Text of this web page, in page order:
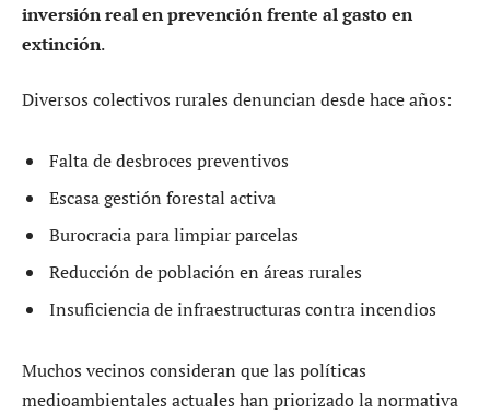
inversión real en prevención frente al gasto en
extinción.
Diversos colectivos rurales denuncian desde hace años:
Falta de desbroces preventivos
Escasa gestión forestal activa
Burocracia para limpiar parcelas
Reducción de población en áreas rurales
Insuficiencia de infraestructuras contra incendios
Muchos vecinos consideran que las políticas
medioambientales actuales han priorizado la normativa